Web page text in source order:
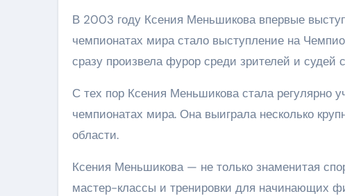
В 2003 году Ксения Меньшикова впервые
чемпионатах мира стало выступление на
сразу произвела фурор среди зрителей и
С тех пор Ксения Меньшикова стала регулярно
чемпионатах мира. Она выиграла несколько
области.
Ксения Меньшикова — не только знаменитая
мастер-классы и тренировки для начинающих